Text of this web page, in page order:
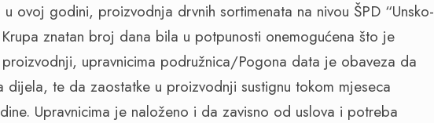
ovoj godini, proizvodnja drvnih sortimenata na nivou ŠPD “Unsko-
Krupa znatan broj dana bila u potpunosti onemogućena što je
upravnicima podružnica/Pogona data je obaveza da
te da zaostatke u proizvodnji sustignu tokom mjeseca
Upravnicima je naloženo i da zavisno od uslova i potreba